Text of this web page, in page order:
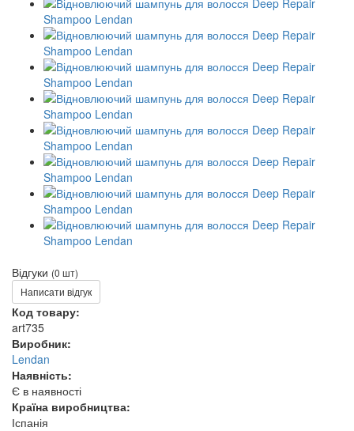
Відгуки (0 шт)
Написати відгук
Код товару:
art735
Виробник:
Lendan
Наявність:
Є в наявності
Країна виробництва:
Іспанія